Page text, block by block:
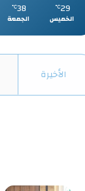
29
℃
الخميس
38
℃
الجمعة
الأخيرة